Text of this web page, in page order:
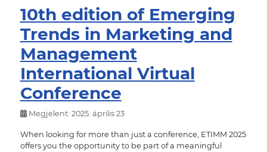
10th edition of Emerging
Trends in Marketing and
Management
International Virtual
Conference
Megjelent: 2025. április 23
When looking for more than just a conference, ETIMM 2025
offers you the opportunity to be part of a meaningful